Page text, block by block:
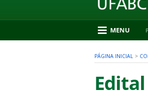
MENU
PÁGINA INICIAL >